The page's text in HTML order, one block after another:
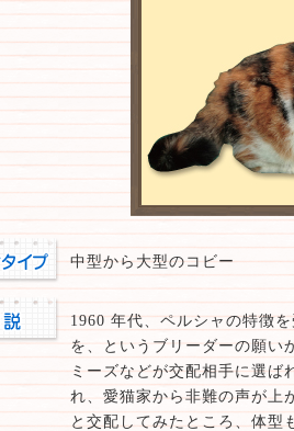
中型から大型のコビー
1960 年代、ペルシャの特徴
を、というブリーダーの願い
ミーズなどが交配相手に選ば
れ、愛猫家から非難の声が上
と交配してみたところ、体型